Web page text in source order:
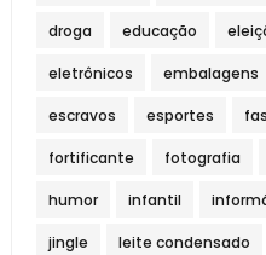
droga educação
eletrônicos embalagens
escravos esportes
fortificante fotografia
humor infantil
jingle leite condensado